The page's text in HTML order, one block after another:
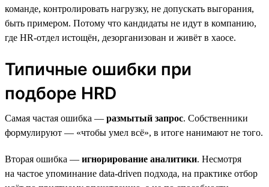
команде, контролировать нагрузку, не допускать выгорания,
быть примером. Потому что кандидаты не идут в компанию,
где HR-отдел истощён, дезорганизован и живёт в хаосе.
Типичные ошибки при
подборе HRD
Самая частая ошибка — размытый запрос. Собственники
формулируют — «чтобы умел всё», в итоге нанимают не того.
Вторая ошибка — игнорирование аналитики. Несмотря
на частое упоминание data-driven подхода, на практике отбор